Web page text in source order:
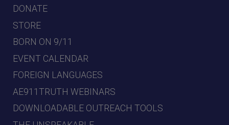
DONATE
STORE
BORN ON 9/11
EVENT CALENDAR
FOREIGN LANGUAGES
AE911TRUTH WEBINARS
DOWNLOADABLE OUTREACH TOOLS